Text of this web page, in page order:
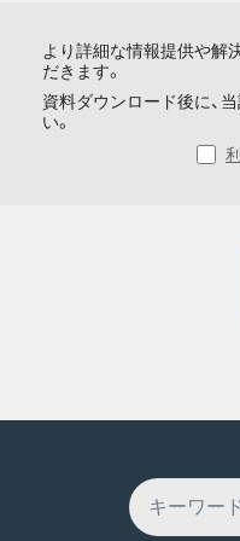
より詳細な情報提供や解
だきます。
資料ダウンロード後に、
い。